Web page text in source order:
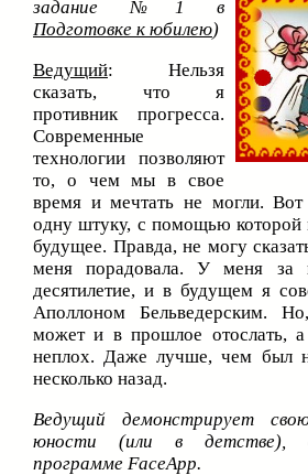
задание №1 в
Подготовке к юбилею)
Ведущий: Нельзя
сказать, что я
противник прогресса.
Современные
технологии позволяют
то, о чем мы в свое
время и мечтать не могли. Вот
одну штуку, с помощью которой
будущее. Правда, не могу
меня порадовала. У меня за
десятилетие, и в будущем я
Аполлоном Бельведерским.
может и в прошлое отослать,
неплох. Даже лучше, чем был
несколько назад.
Ведущий демонстрирует
юности (или в детстве),
программе FaceApp.